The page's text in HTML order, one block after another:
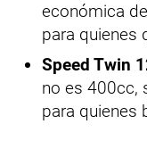
económica
para quienes
Speed Twin
no es 400cc,
para quienes